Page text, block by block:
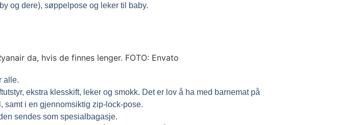
og dere), søppelpose og leker til baby.
alle.
ekstra klesskift, leker og smokk. Det er lov å ha med barnemat på
samt i en gjennomsiktig zip-lock-pose.
sendes som spesialbagasje.